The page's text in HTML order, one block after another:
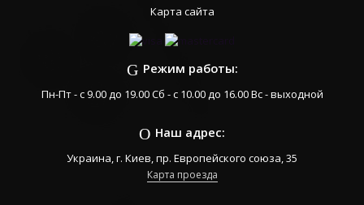
Карта сайта
Режим работы:
Пн-Пт - с 9.00 до 19.00 Сб - с 10.00 до 16.00 Вс - выходной
Наш адрес:
Украина, г. Киев, пр. Европейского союза, 35
Карта проезда